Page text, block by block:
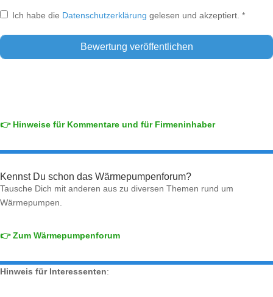
Ich habe die Datenschutzerklärung gelesen und akzeptiert. *
👉 Hinweise für Kommentare und für Firmeninhaber
Kennst Du schon das Wärmepumpenforum?
Tausche Dich mit anderen aus zu diversen Themen rund um
Wärmepumpen.
👉 Zum Wärmepumpenforum
Hinweis für Interessenten: